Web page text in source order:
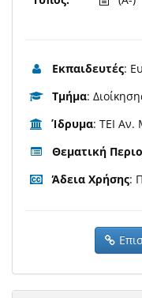
Εκπαιδευτές:
Τμήμα:
Ίδρυμα: ΤΕΙ Αν.
Θεματική
Άδεια Χρήσης: